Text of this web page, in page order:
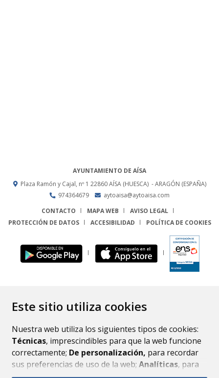
Este sitio utiliza cookies
Nuestra web utiliza los siguientes tipos de cookies:
Técnicas, imprescindibles para que la web funcione
correctamente; De personalización, para recordar
sus preferencias de uso de la web; Analíticas, para
AYUNTAMIENTO DE AÍSA
Plaza Ramón y Cajal, nº 1 22860 AÍSA (HUESCA) - ARAGÓN (ESPAÑA)
974364679
aytoaisa@aytoaisa.com
CONTACTO
MAPA WEB
AVISO LEGAL
PROTECCIÓN DE DATOS
ACCESIBILIDAD POLÍTICA DE COOKIES